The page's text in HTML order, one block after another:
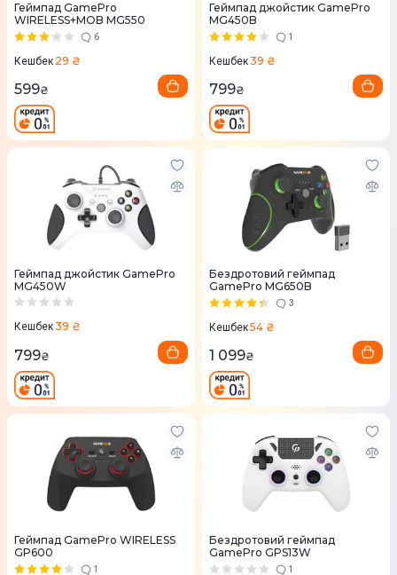
Геймпад GamePro
WIRELESS+MOB MG550
6
Кешбек 29 ₴
599₴
Геймпад джойстик GamePro
MG450B
1
Кешбек39 ₴
799₴
Геймпад джойстик GamePro
MG450W
Кешбек39 ₴
799₴
Бездротовий геймпад
GamePro MG650B
3
Кешбек54 ₴
1 099₴
Геймпад GamePro WIRELESS
GP600
1
Бездротовий геймпад
GamePro GPS13W
1